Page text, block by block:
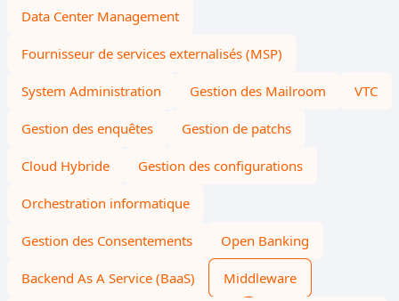
Data Center Management
Fournisseur de services externalisés (MSP)
System Administration Gestion des Mailroom VTC
Gestion des enquêtes Gestion de patchs
Cloud Hybride Gestion des configurations
Orchestration informatique
Gestion des Consentements Open Banking
Backend As A Service (BaaS) Middleware